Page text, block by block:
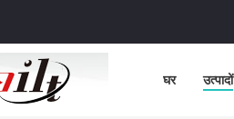
घर उत्पादों